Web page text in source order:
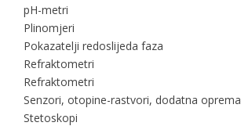
pH-metri
Plinomjeri
Pokazatelji redoslijeda faza
Refraktometri
Refraktometri
Senzori, otopine-rastvori, dodatna oprema
Stetoskopi